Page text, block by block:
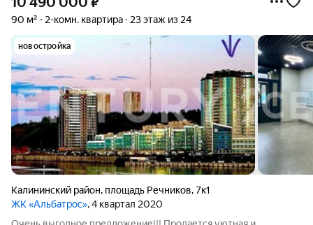
90 м² 2-комн. квартира 23 этаж из 24
новостройка
Калининский район, площадь Речников,7к1
ЖК «Альбатрос», 4 квартал 2020